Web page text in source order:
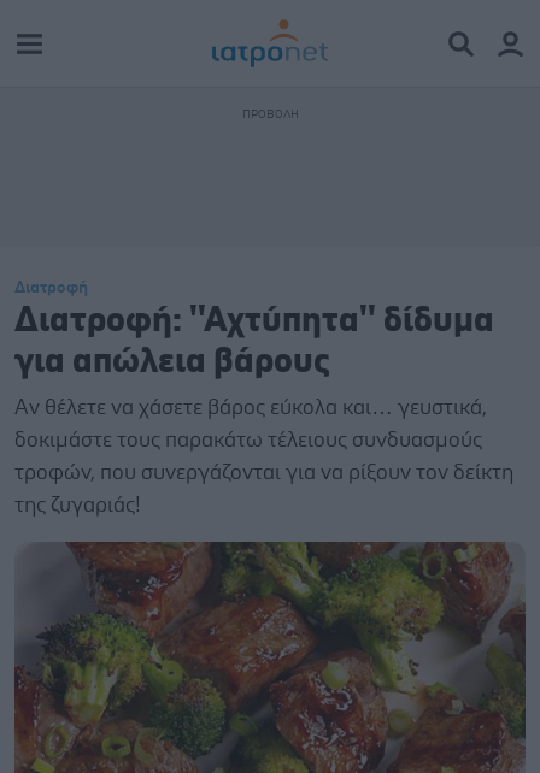
Διατροφή
Διατροφή: ''Αχτύπητα'' δίδυμα
για απώλεια βάρους
Αν θέλετε να χάσετε βάρος εύκολα και… γευστικά,
δοκιμάστε τους παρακάτω τέλειους συνδυασμούς
τροφών, που συνεργάζονται για να ρίξουν τον δείκτη
της ζυγαριάς!